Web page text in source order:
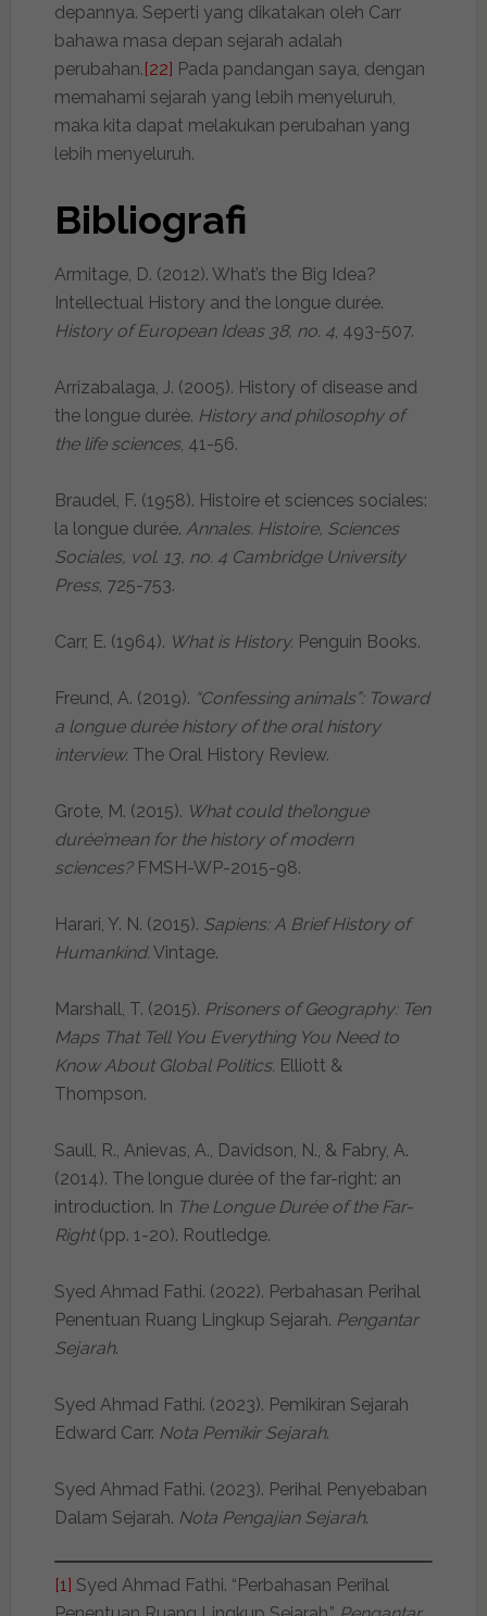
depannya. Seperti yang dikatakan oleh Carr
bahawa masa depan sejarah adalah
perubahan.[22] Pada pandangan saya, dengan
memahami sejarah yang lebih menyeluruh,
maka kita dapat melakukan perubahan yang
lebih menyeluruh.
Bibliografi
Armitage, D. (2012). What’s the Big Idea?
Intellectual History and the longue durée.
History of European Ideas 38, no. 4, 493-507.
Arrizabalaga, J. (2005). History of disease and
the longue durée. History and philosophy of
the life sciences, 41-56.
Braudel, F. (1958). Histoire et sciences sociales:
la longue durée. Annales. Histoire, Sciences
Sociales, vol. 13, no. 4 Cambridge University
Press, 725-753.
Carr, E. (1964). What is History. Penguin Books.
Freund, A. (2019). “Confessing animals”: Toward
a longue durée history of the oral history
interview. The Oral History Review.
Grote, M. (2015). What could the’longue
durée’mean for the history of modern
sciences?FMSH-WP-2015-98.
Harari, Y. N. (2015). Sapiens: A Brief History of
Humankind. Vintage.
Marshall, T. (2015). Prisoners of Geography: Ten
Maps That Tell You Everything You Need to
Know About Global Politics. Elliott &
Thompson.
Saull, R., Anievas, A., Davidson, N., & Fabry, A.
(2014). The longue durée of the far-right: an
introduction. In The Longue Durée of the Far-
Right(pp. 1-20). Routledge.
Syed Ahmad Fathi. (2022). Perbahasan Perihal
Penentuan Ruang Lingkup Sejarah. Pengantar
Sejarah.
Syed Ahmad Fathi. (2023). Pemikiran Sejarah
Edward Carr. Nota Pemikir Sejarah.
Syed Ahmad Fathi. (2023). Perihal Penyebaban
Dalam Sejarah. Nota Pengajian Sejarah.
[1] Syed Ahmad Fathi. “Perbahasan Perihal